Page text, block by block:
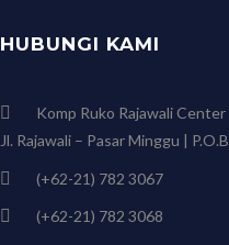
HUBUNGI KAMI
Komp Ruko Rajawali
Jl. Rajawali – Pasar Minggu |
(+62-21) 782 3067
(+62-21) 782 3068